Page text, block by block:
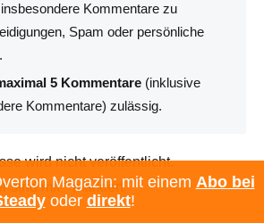
Kommentare zu
Spam oder persönliche
5 Kommentare (inklusive
Kommentare) zulässig.
wird nicht veröffentlicht.
sind mit*markiert
Magazin: mit einem Abo bei
oder direkt!